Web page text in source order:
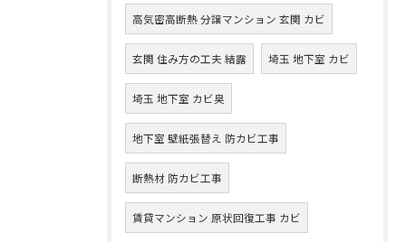
高気密高断熱 分譲マンション 玄関 カビ
玄関 住み方の工夫 結露 埼玉 地下室 カビ
埼玉 地下室 カビ臭
地下室 壁紙張替え 防カビ工事
断熱材 防カビ工事
賃貸マンション 原状回復工事 カビ